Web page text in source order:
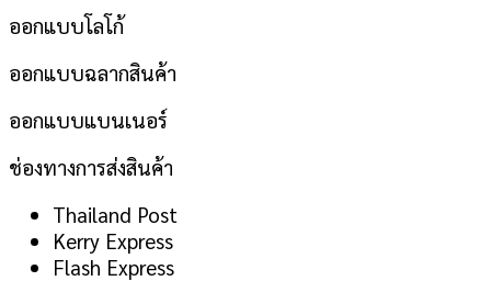
ออกแบบโลโก้
ออกแบบฉลากสินค้า
ออกแบบแบนเนอร์
ช่องทางการส่งสินค้า
Thailand Post
Kerry Express
Flash Express